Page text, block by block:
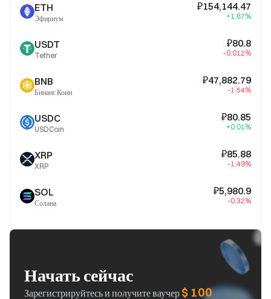
ETH
Эфириум
₽154,144.47
+1.87%
USDT
Tether
₽80.8
-0.012%
BNB
Бинанс Коин
₽47,882.79
-1.54%
USDC
USDCoin
₽80.85
+0.01%
XRP
XRP
₽85.88
-1.49%
SOL
Солана
₽5,980.9
-0.32%
Начать сейчас
Зарегистрируйтесь и получите ваучер$ 100